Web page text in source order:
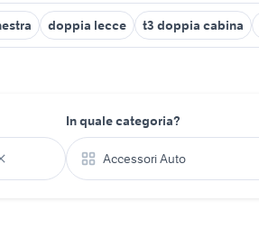
doppia lecce t3 doppia cabina
In quale categoria?
Accessori Auto